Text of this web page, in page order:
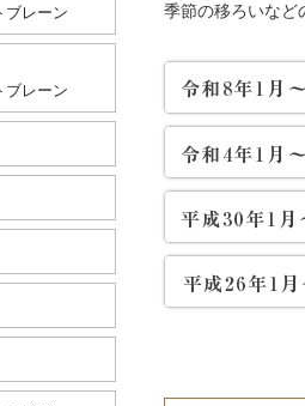
ブレーン
ブレーン
季節の移ろいなど